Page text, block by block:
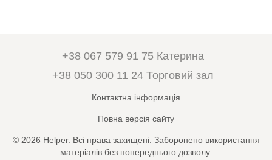
+38 067 579 91 75 Катерина
+38 050 300 11 24 Торговий зал
Контактна інформація
Повна версія сайту
© 2026 Helper. Всі права захищені. Заборонено використання
матеріалів без попереднього дозволу.